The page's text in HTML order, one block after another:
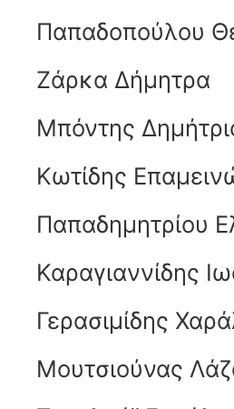
Παπαδοπούλου
Ζάρκα Δήμητρα
Μπόντης
Κωτίδης
Παπαδημητρίου
Καραγιαννίδης
Γερασιμίδης
Μουτσιούνας